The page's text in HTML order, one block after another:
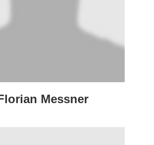
Messner